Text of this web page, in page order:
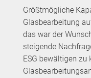
Größtmögliche
Glasbearbeitung
das war der
steigende
ESG bewältigen zu